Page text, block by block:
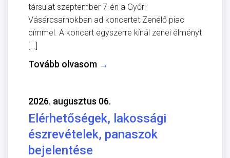
társulat szeptember 7-én a Győri
Vásárcsarnokban ad koncertet Zenélő piac
címmel. A koncert egyszerre kínál zenei élményt
[…]
Tovább olvasom →
2026. augusztus 06.
Elérhetőségek, lakossági
észrevételek, panaszok
bejelentése